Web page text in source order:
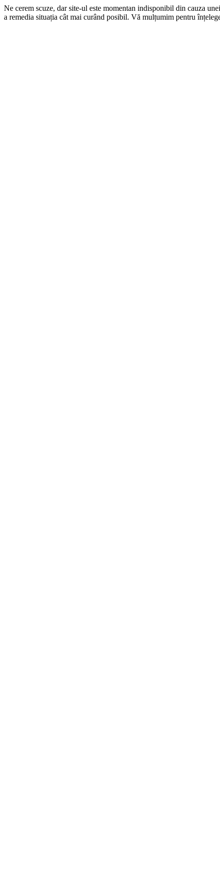
Ne cerem scuze, dar site-ul este momentan indisponibil din cauza
a remedia situația cât mai curând posibil. Vă mulțumim pentru